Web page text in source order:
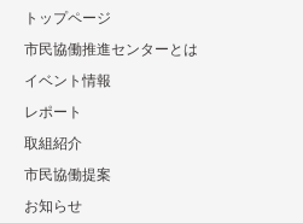
トップページ
市民協働推進センターとは
イベント情報
レポート
取組紹介
市⺠協働提案
お知らせ